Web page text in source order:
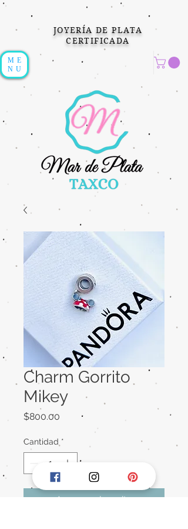
JOYERÍA DE PLATA
CERTIFICADA
ME
NU
Charm Gorrito
Mikey
$800.00 Precio
Cantidad *
Agregar al carrito